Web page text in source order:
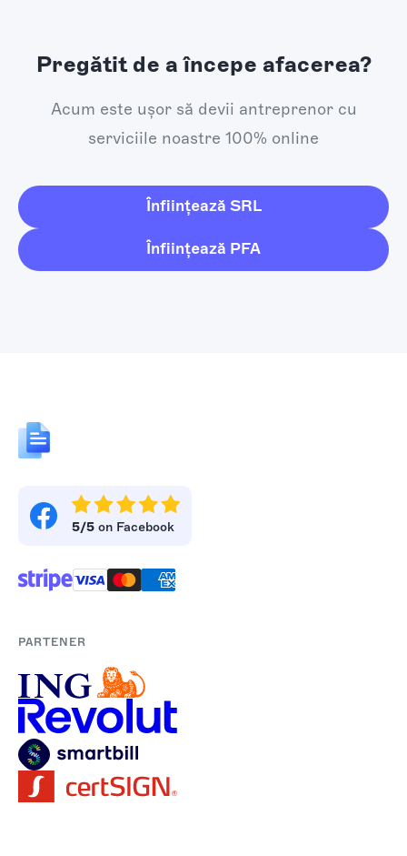
Pregătit de a începe afacerea?
Acum este ușor să devii antreprenor cu
serviciile noastre 100% online
Înființează SRL
Înființează PFA
5/5 on Facebook
PARTENER